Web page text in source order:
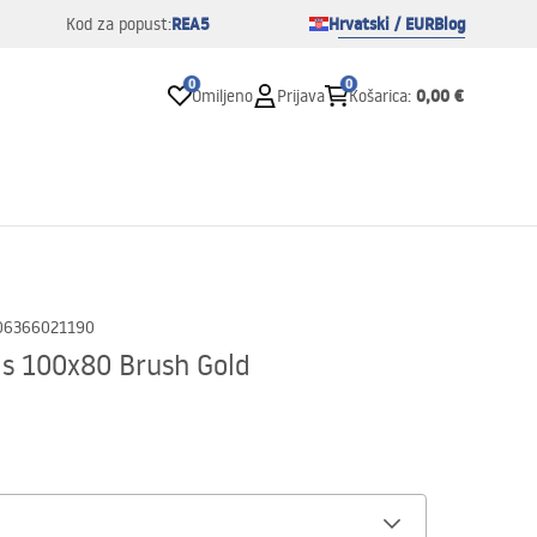
Kod za popust:REA5 Hrvatski / EURBlog
0
Omiljeno Prijava
0
Košarica: 0,00 €
100x80 Brush Gold